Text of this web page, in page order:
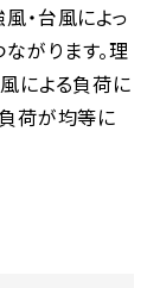
・台風によっ
がります。理
による負荷に
荷が均等に